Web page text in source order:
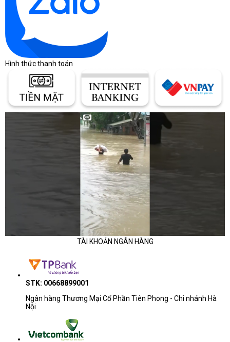
Hình thức thanh toán
TÀI KHOẢN NGÂN HÀNG
STK: 00668899001
Ngân hàng Thương Mại Cổ Phần Tiên Phong - Chi nhánh Hà
Nội